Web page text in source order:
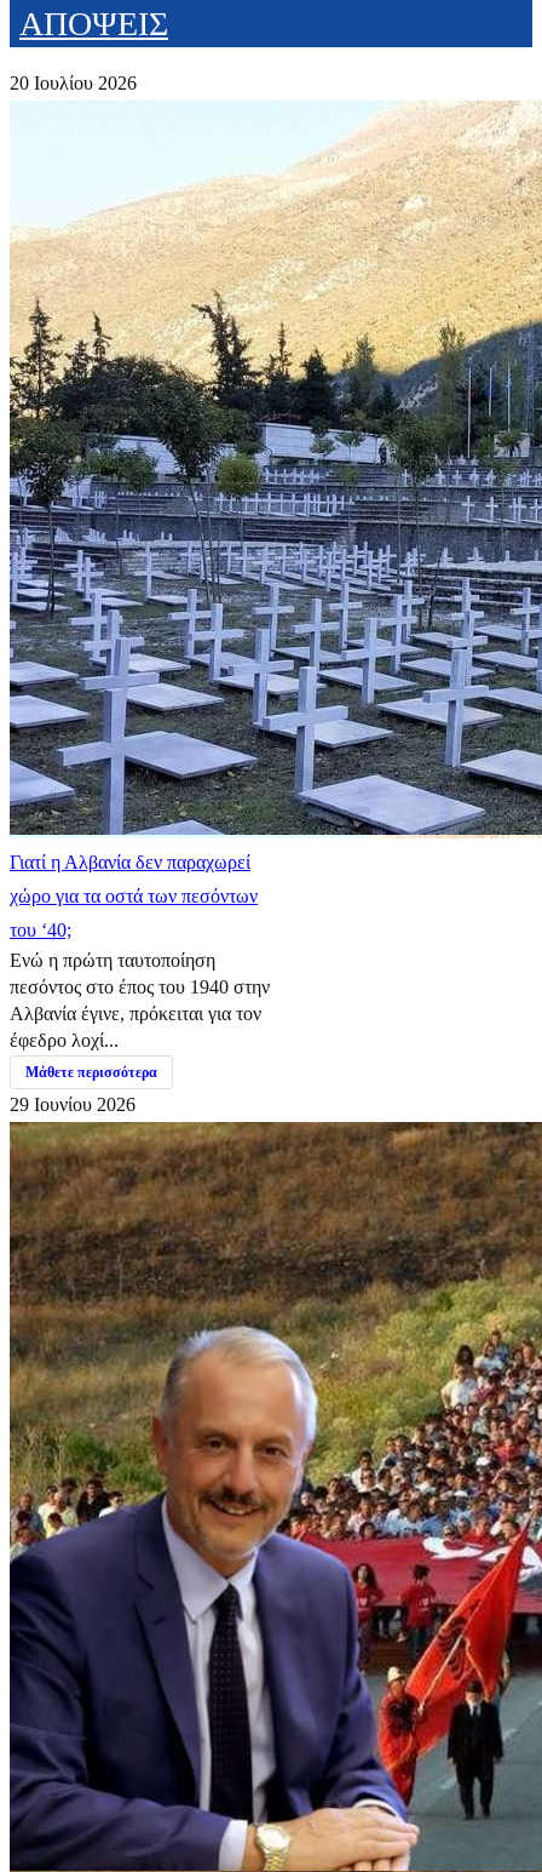
ΑΠΟΨΕΙΣ
20 Ιουλίου 2026
Γιατί η Αλβανία δεν παραχωρεί
χώρο για τα οστά των πεσόντων
του ‘40;
Ενώ η πρώτη ταυτοποίηση
πεσόντος στο έπος του 1940 στην
Αλβανία έγινε, πρόκειται για τον
έφεδρο λοχί...
Μάθετε περισσότερα
29 Ιουνίου 2026